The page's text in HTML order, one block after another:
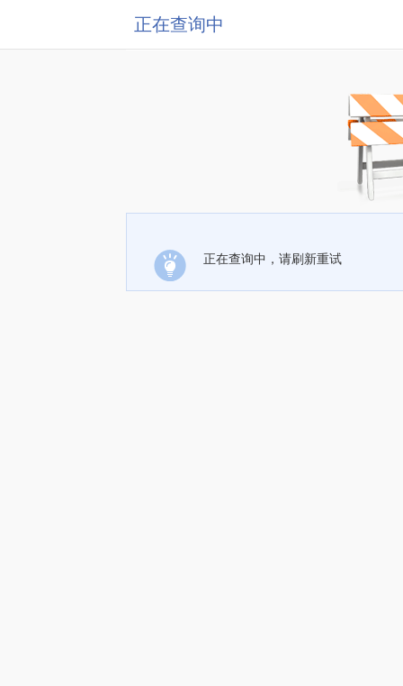
正在查询中
正在查询中，请刷新重试